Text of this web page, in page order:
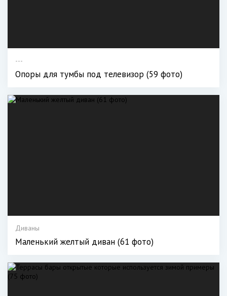
---
Опоры для тумбы под телевизор (59 фото)
Диваны
Маленький желтый диван (61 фото)